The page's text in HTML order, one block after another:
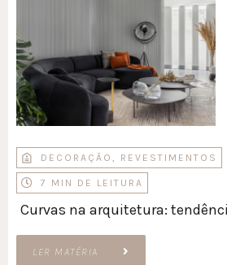
DECORAÇÃO , REVESTIMENTOS
7 MIN DE LEITURA
Curvas na arquitetura:
LER MATÉRIA